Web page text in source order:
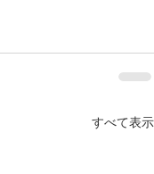
すべて表示